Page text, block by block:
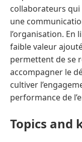
collaborateurs qui
une
l’organisation. En
faible valeur
permettent de se
accompagner le
cultiver
performance de
Topics and